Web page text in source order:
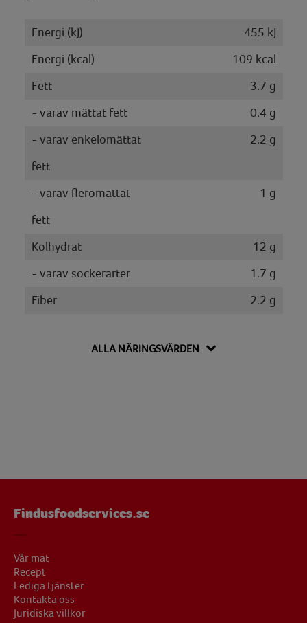
Energi (kJ)
455 kJ
Energi (kcal)
109 kcal
Fett
3.7 g
- varav mättat fett
0.4 g
- varav enkelomättat
fett
2.2 g
- varav fleromättat
fett
1 g
Kolhydrat
12 g
- varav sockerarter
1.7 g
Fiber
2.2 g
ALLA NÄRINGSVÄRDEN
Findusfoodservices.se
Vår mat
Recept
Lediga tjänster
Kontakta oss
Juridiska villkor